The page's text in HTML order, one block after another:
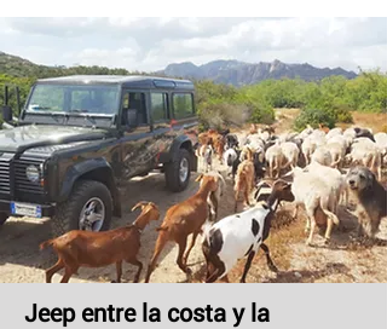
Jeep entre la costa y la